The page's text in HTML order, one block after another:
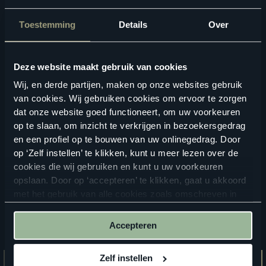
Toestemming Details Over
Deze website maakt gebruik van cookies
Wij, en derde partijen, maken op onze websites gebruik
van cookies. Wij gebruiken cookies om ervoor te zorgen
dat onze website goed functioneert, om uw voorkeuren
op te slaan, om inzicht te verkrijgen in bezoekersgedrag
en een profiel op te bouwen van uw onlinegedrag. Door
op ‘Zelf instellen’ te klikken, kunt u meer lezen over de
cookies die wij gebruiken en kunt u uw voorkeuren
opslaan. Door op ‘accepteren’ te klikken, gaat u akkoord
met het gebruik van alle cookies zoals omschreven in
Accepteren
Zelf instellen
Geschikte vloertoebehoren